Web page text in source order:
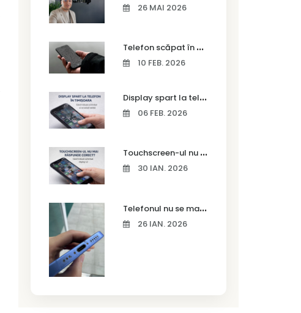
26 MAI 2026
T
elefon scăpat în apă – ce trebuie să faci imediat și ce greșeli să eviți
10 FEB. 2026
D
isplay spart la telefon în Timișoara
06 FEB. 2026
T
ouchscreen-ul nu mai răspunde corect? Când trebuie schimbat display-ul
30 IAN. 2026
T
elefonul nu se mai încarcă corect? Cauze frecvente și soluții la service în Timișoara
26 IAN. 2026